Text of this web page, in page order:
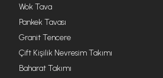
Wok Tava
Pankek Tavası
Granit Tencere
Çift Kişilik Nevresim Takımı
Baharat Takımı